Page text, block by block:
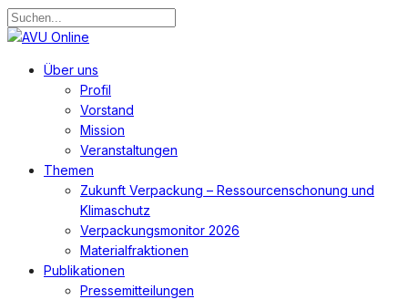
Zum
Hauptinhalt
Suche
Suchen
Menü
Über uns
Profil
Vorstand
Mission
Veranstaltungen
Themen
Zukunft Verpackung – Ressourcenschonung und
Klimaschutz
Verpackungsmonitor 2026
Materialfraktionen
Publikationen
Pressemitteilungen